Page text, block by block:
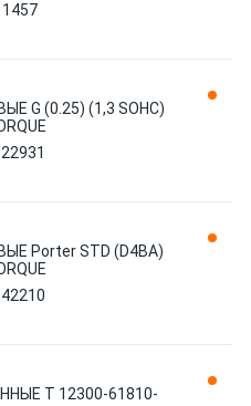
G (0.25) (1,3 SOHC)
Porter STD (D4BA)
T 12300-61810-